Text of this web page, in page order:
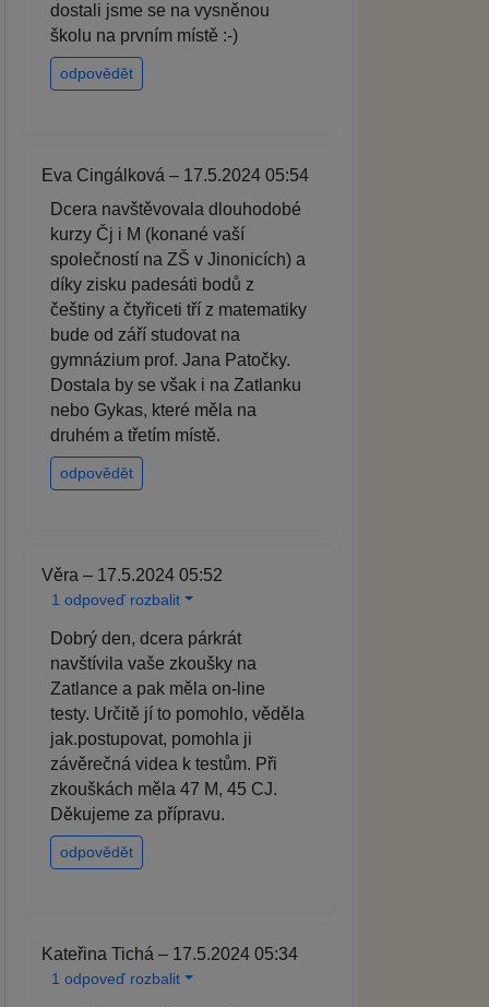
dostali jsme se na vysněnou
školu na prvním místě :-)
odpovědět
Eva Cingálková – 17.5.2024 05:54
Dcera navštěvovala dlouhodobé
kurzy Čj i M (konané vaší
společností na ZŠ v Jinonicích) a
díky zisku padesáti bodů z
češtiny a čtyřiceti tří z matematiky
bude od září studovat na
gymnázium prof. Jana Patočky.
Dostala by se však i na Zatlanku
nebo Gykas, které měla na
druhém a třetím místě.
odpovědět
Věra – 17.5.2024 05:52
1 odpoveď rozbalit
Dobrý den, dcera párkrát
navštívila vaše zkoušky na
Zatlance a pak měla on-line
testy. Určitě jí to pomohlo, věděla
jak.postupovat, pomohla ji
závěrečná videa k testům. Při
zkouškách měla 47 M, 45 CJ.
Děkujeme za přípravu.
odpovědět
Kateřina Tichá – 17.5.2024 05:34
1 odpoveď rozbalit